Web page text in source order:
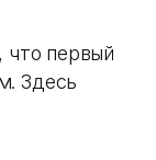
что первый
Здесь